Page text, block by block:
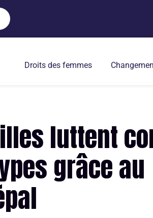
Droits des femmes
luttent
grâce au